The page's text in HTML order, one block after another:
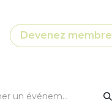
Devenez membre